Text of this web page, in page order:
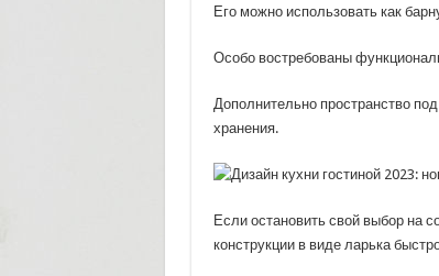
Его можно использовать как
Особо востребованы
Дополнительно пространство
хранения.
Если остановить свой выбор на
конструкции в виде ларька